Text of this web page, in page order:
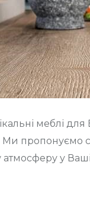
меблі
пропонуємо
у